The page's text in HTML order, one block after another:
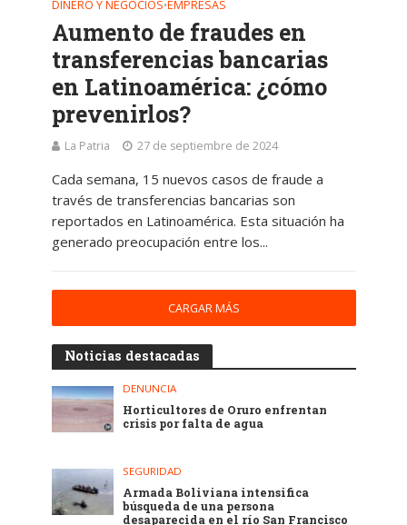
DINERO Y NEGOCIOS•EMPRESAS
Aumento de fraudes en
transferencias bancarias
en Latinoamérica: ¿cómo
prevenirlos?
La Patria 27 de septiembre de 2024
Cada semana, 15 nuevos casos de fraude a
través de transferencias bancarias son
reportados en Latinoamérica. Esta situación ha
generado preocupación entre los...
CARGAR MÁS
Noticias destacadas
DENUNCIA
Horticultores de Oruro enfrentan
crisis por falta de agua
SEGURIDAD
Armada Boliviana intensifica
búsqueda de una persona
desaparecida en el río San Francisco